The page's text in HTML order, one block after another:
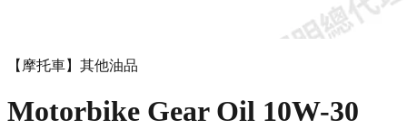
【摩托車】其他油品
Motorbike Gear Oil 10W-30